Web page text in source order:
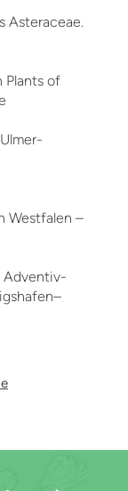
Asteraceae.
Plants of
Westfalen –
Adventiv-